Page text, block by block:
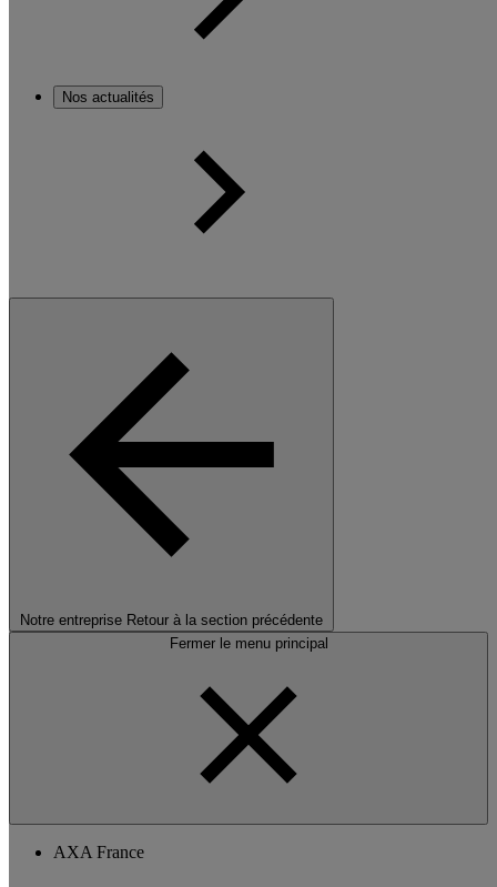
Nos actualités
Notre entreprise Retour à la section précédente
Fermer le menu principal
AXA France